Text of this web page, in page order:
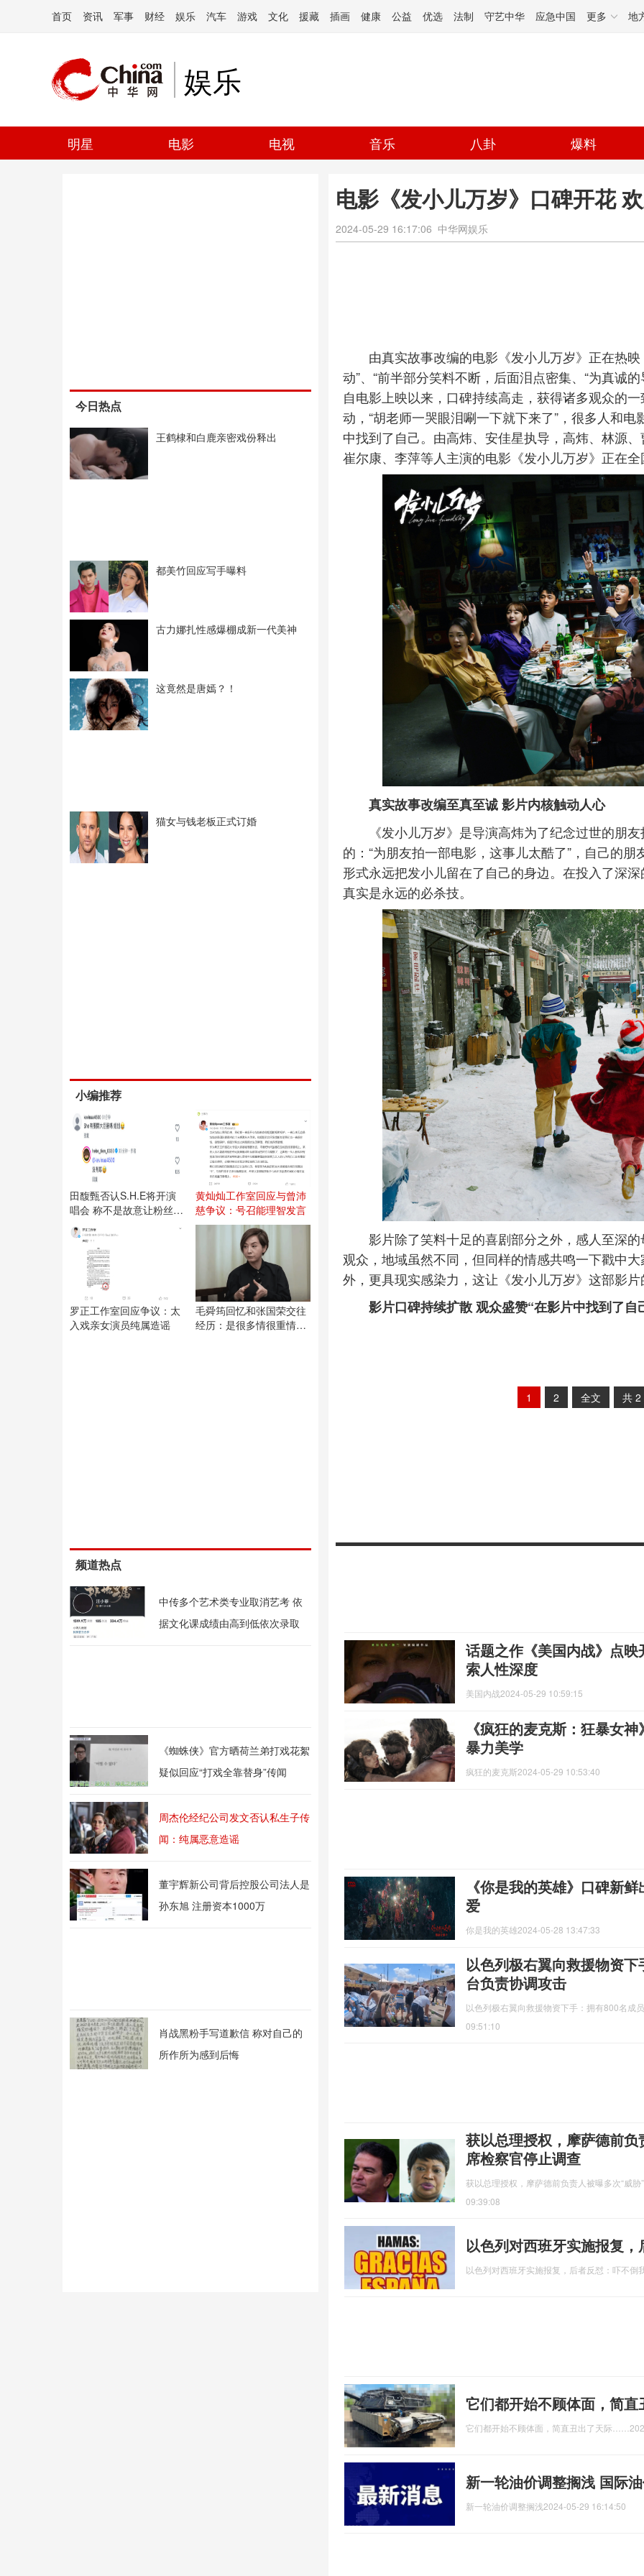
首页 资讯 军事 财经 娱乐 汽车 游戏 文化 援藏 插画 健康 公益 优选 法制 守艺中华 应急中国 更多 地
娱乐
明星 电影 电视 音乐 八卦 爆料
今日热点
王鹤棣和白鹿亲密戏份释出
都美竹回应写手曝料
古力娜扎性感爆棚成新一代美神
这竟然是唐嫣？！
猫女与钱老板正式订婚
小编推荐
田馥甄否认S.H.E将开演
唱会 称不是故意让粉丝失
望
黄灿灿工作室回应与曾沛
慈争议：号召能理智发言
罗正工作室回应争议：太
入戏亲女演员纯属造谣
毛舜筠回忆和张国荣交往
经历：是很多情很重情的
频道热点
中传多个艺术类专业取消艺考 依
据文化课成绩由高到低依次录取
《蜘蛛侠》官方晒荷兰弟打戏花絮
疑似回应“打戏全靠替身”传闻
周杰伦经纪公司发文否认私生子传
闻：纯属恶意造谣
董宇辉新公司背后控股公司法人是
孙东旭 注册资本1000万
肖战黑粉手写道歉信 称对自己的
所作所为感到后悔
电影《发小儿万岁》口碑开花
2024-05-29 16:17:06 中华网娱乐
由真实故事改编的电影《发小儿万岁》正在热
动”、“前半部分笑料不断，后面泪点密集、“为真诚的
自电影上映以来，口碑持续高走，获得诸多观众的
动，“胡老师一哭眼泪唰一下就下来了”，很多人和
中找到了自己。由高炜、安佳星执导，高炜、林源
崔尔康、李萍等人主演的电影《发小儿万岁》正在全
真实故事改编至真至诚 影片内核触动人心
《发小儿万岁》是导演高炜为了纪念过世的朋
的：“为朋友拍一部电影，这事儿太酷了”，自己的
形式永远把发小儿留在了自己的身边。在投入了深
真实是永远的必杀技。
影片除了笑料十足的喜剧部分之外，感人至深
观众，地域虽然不同，但同样的情感共鸣一下戳中
外，更具现实感染力，这让《发小儿万岁》这部影片
影片口碑持续扩散 观众盛赞“在影片中找到了自
1 2 全文 共 2
话题之作《美国内战》点
索人性深度
美国内战2024-05-29 10:59:15
《疯狂的麦克斯：狂暴女
暴力美学
疯狂的麦克斯2024-05-29 10:53:40
《你是我的英雄》口碑新
爱
你是我的英雄2024-05-28 13:47:33
以色列极右翼向救援物资
台负责协调攻击
以色列极右翼向救援物资下手：拥有800名成
09:51:10
获以总理授权，摩萨德前
席检察官停止调查
获以总理授权，摩萨德前负责人被曝多次“威
09:39:08
以色列对西班牙实施报复，
以色列对西班牙实施报复，后者反怼：吓不倒
它们都开始不顾体面，简
它们都开始不顾体面，简直丑出了天际……
新一轮油价调整搁浅 国际
新一轮油价调整搁浅2024-05-29 16:14:50